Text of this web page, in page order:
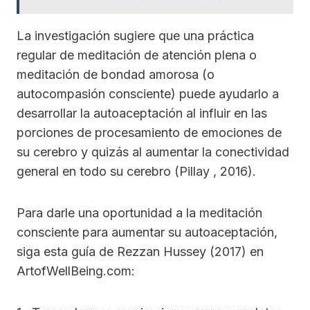
La investigación sugiere que una práctica
regular de meditación de atención plena o
meditación de bondad amorosa (o
autocompasión consciente) puede ayudarlo a
desarrollar la autoaceptación al influir en las
porciones de procesamiento de emociones de
su cerebro y quizás al aumentar la conectividad
general en todo su cerebro (Pillay , 2016).
Para darle una oportunidad a la meditación
consciente para aumentar su autoaceptación,
siga esta guía de Rezzan Hussey (2017) en
ArtofWellBeing.com: